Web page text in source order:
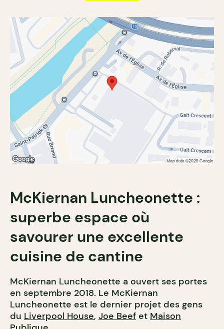
McKiernan Luncheonette :
superbe espace où
savourer une excellente
cuisine de cantine
McKiernan Luncheonette a ouvert ses portes
en septembre 2018. Le McKiernan
Luncheonette est le dernier projet des gens
du Liverpool House, Joe Beef et Maison